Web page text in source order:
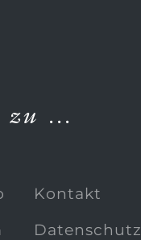
zu …
Kontakt
Datenschutz